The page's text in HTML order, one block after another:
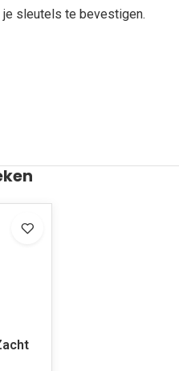
je sleutels te bevestigen.